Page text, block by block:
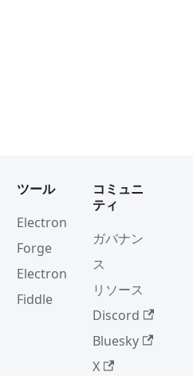
ツール
Electron
Forge
Electron
Fiddle
コミュニ
ティ
ガバナン
ス
リソース
Discord
Bluesky
X